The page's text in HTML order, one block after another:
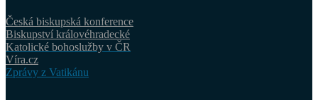
Česká biskupská konference
Biskupství královéhradecké
Katolické bohoslužby v ČR
Víra.cz
Zprávy z Vatikánu